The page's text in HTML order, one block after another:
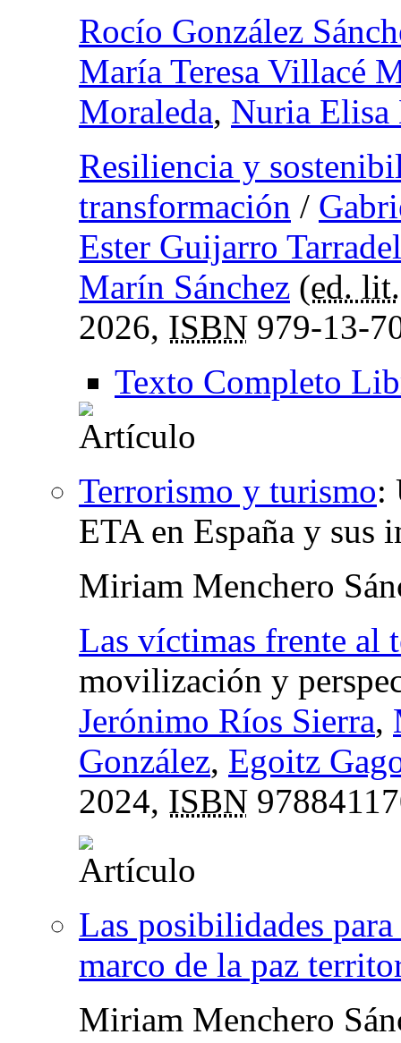
Rocío González
María Teresa Villacé
Moraleda, Nuria
Resiliencia y
transformación /
Ester Guijarro
Marín Sánchez (ed. lit.
2026, ISBN 979-13-
Texto Completo
Terrorismo y turismo:
ETA en España y sus
Miriam Menchero
Las víctimas frente al
movilización y
Jerónimo Ríos Sierra,
González, Egoitz
2024, ISBN
Las posibilidades
marco de la paz
Miriam Menchero